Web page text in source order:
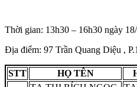
Thời gian: 13h30 – 16h30 ngày
Địa điểm: 97 Trần Quang Diệu ,
STT HỌ TÊN